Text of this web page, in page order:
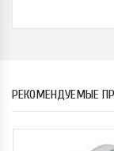
РЕКОМЕНДУЕМЫЕ